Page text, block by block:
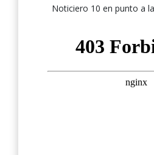
Noticiero 10 en punto a